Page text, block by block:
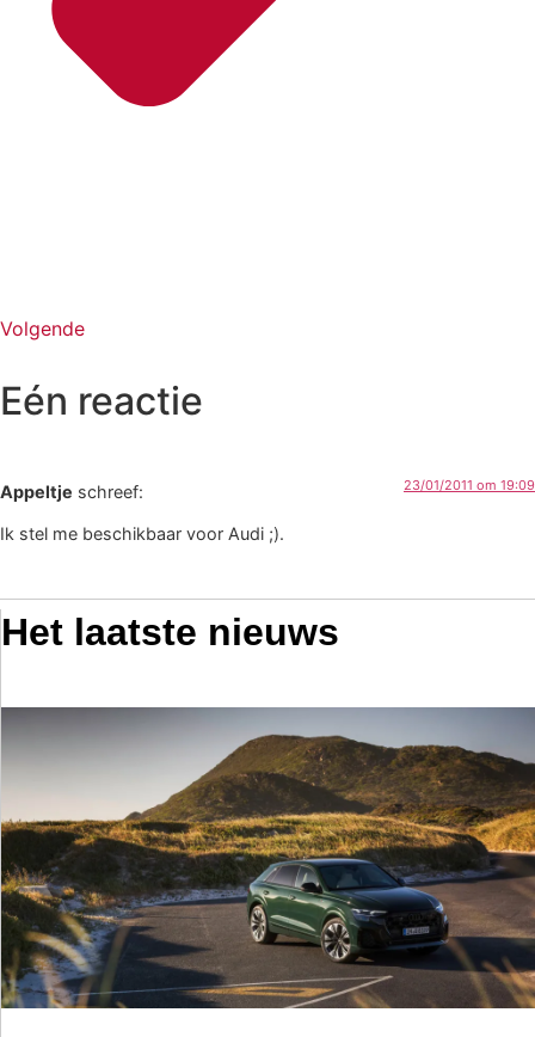
Volgende
Eén reactie
Appeltje schreef: 23/01/2011 om 19:09
Ik stel me beschikbaar voor Audi ;).
Het laatste nieuws